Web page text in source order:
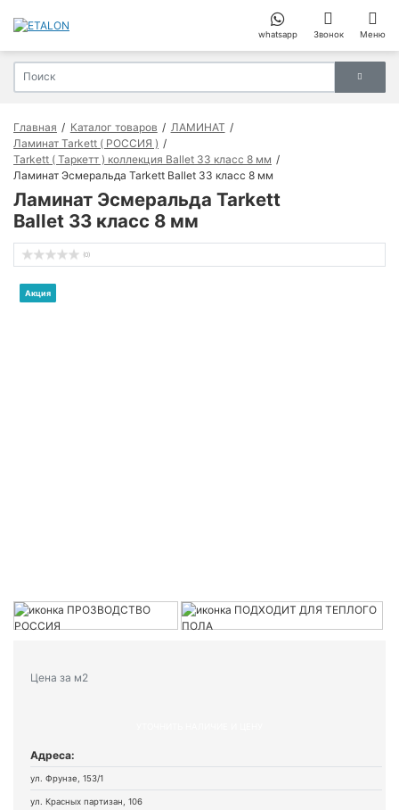
whatsapp Звонок Меню
Главная Каталог товаров
ЛАМИНАТ
Ламинат Tarkett ( РОССИЯ )
Tarkett ( Таркетт ) коллекция Ballet 33 класс 8 мм
Ламинат Эсмеральда Tarkett Ballet 33 класс 8 мм
Ламинат Эсмеральда Tarkett
Ballet 33 класс 8 мм
(0)
Акция
Цена за м2
Адреса:
ул. Фрунзе, 153/1
ул. Красных партизан, 106